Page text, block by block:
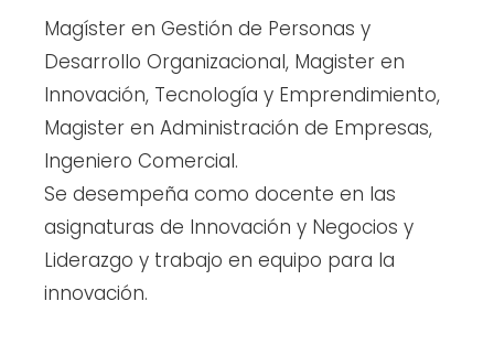
Magíster en Gestión de Personas y
Desarrollo Organizacional, Magister en
Innovación, Tecnología y Emprendimiento,
Magister en Administración de Empresas,
Ingeniero Comercial.
Se desempeña como docente en las
asignaturas de Innovación y Negocios y
Liderazgo y trabajo en equipo para la
innovación.